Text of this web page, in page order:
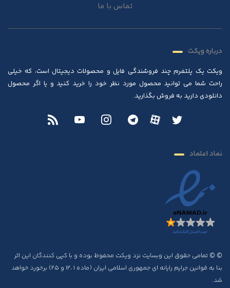
تماس با ما
درباره ویکت
ویکت یک پلتفرم چند فروشندگی فایل و محصولات دیجیتال است، که خیلی
راحت شما می توانید محصول مورد نظر خود را خرید کنید و یا اگر محصول
دانلودی دارید به فروش بگذارید.
نماد اعتماد
© © تمامی حقوق این وبسایت نزد ویکت محفوظ بوده و با کپی کنندگان این اثر
بنا به قوانین جرایم رایانه ای جمهوری اسلامی ایران (ماده ۱ ،۱۲ و ۲۵) برخورد خواهد
شد.